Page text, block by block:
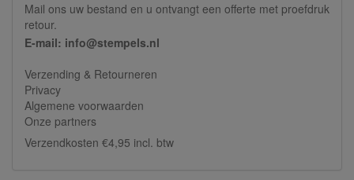
Mail ons uw bestand en u ontvangt een offerte met proefdruk
retour.
E-mail: info@stempels.nl
Verzending & Retourneren
Privacy
Algemene voorwaarden
Onze partners
Verzendkosten €4,95 incl. btw